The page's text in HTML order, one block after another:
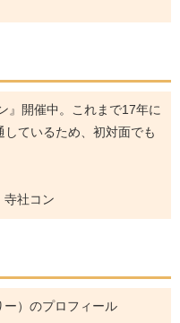
』開催中。これまで17年に
ているため、初対面でも
社コン
）のプロフィール